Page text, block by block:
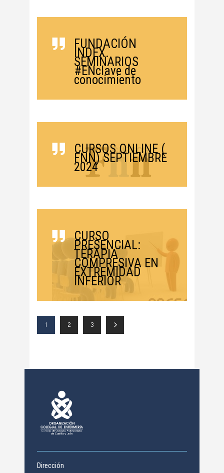
FUNDACIÓN
INDEX.
SEMINARIOS
#ENclave de
conocimiento
CURSOS ONLINE (
FNN) SEPTIEMBRE
2024
CURSO
PRESENCIAL:
TERAPIA
COMPRESIVA EN
EXTREMIDAD
INFERIOR
1 2 3
Dirección